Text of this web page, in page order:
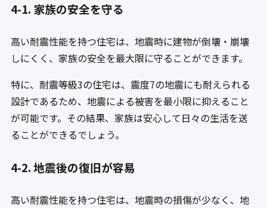
4-1. 家族の安全を守る
高い耐震性能を持つ住宅は、地震時に建物が倒壊・崩壊
しにくく、家族の安全を最大限に守ることができます。
特に、耐震等級3の住宅は、震度7の地震にも耐えられる
設計であるため、地震による被害を最小限に抑えること
が可能です。その結果、家族は安心して日々の生活を送
ることができるでしょう。
4-2. 地震後の復旧が容易
高い耐震性能を持つ住宅は、地震時の損傷が少なく、地